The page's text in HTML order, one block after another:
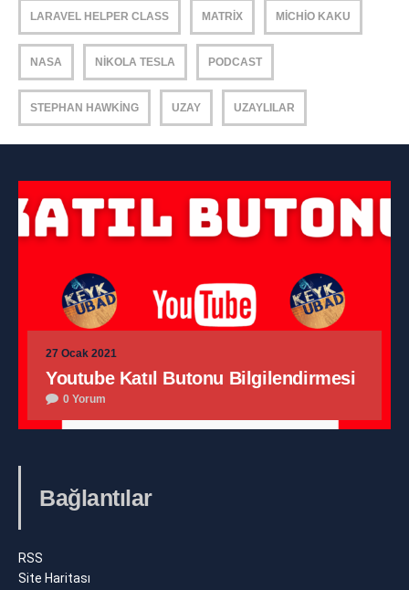
LARAVEL HELPER CLASS MATRIX MICHIO KAKU
NASA NIKOLA TESLA PODCAST
STEPHAN HAWKING UZAY UZAYLILAR
27 Ocak 2021
Youtube Katıl Butonu Bilgilendirmesi
0 Yorum
Bağlantılar
RSS
Site Haritası